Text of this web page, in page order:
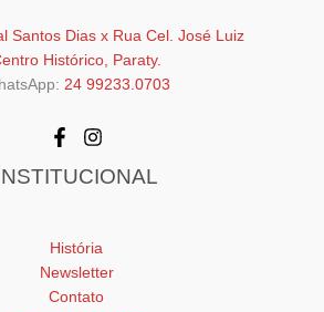
Santos Dias x Rua Cel. José Luiz
Histórico, Paraty.
24 99233.0703
História
Newsletter
Contato